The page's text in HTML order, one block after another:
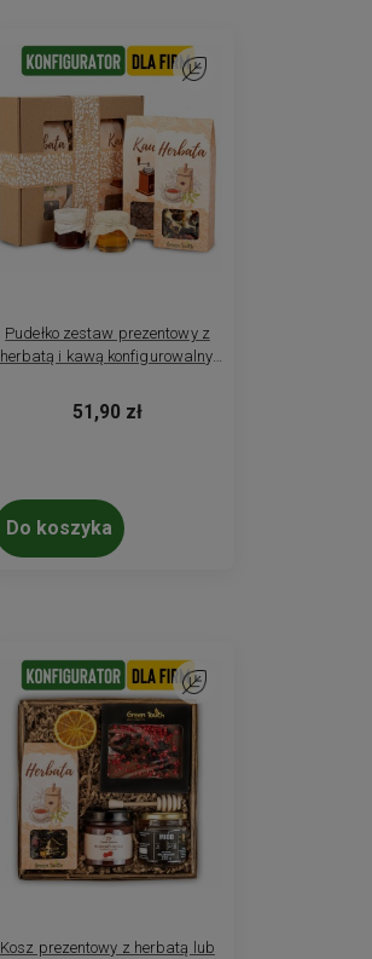
Pudełko zestaw prezentowy z
herbatą i kawą konfigurowalny,
firm
51,90 zł
Do koszyka
Do ulubionych
Kosz prezentowy z herbatą lub
Do ulubionych